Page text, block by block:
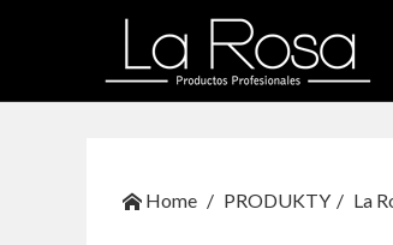
Home PRODUKTY La